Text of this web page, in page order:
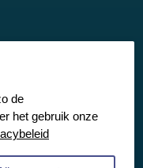
de
het gebruik onze